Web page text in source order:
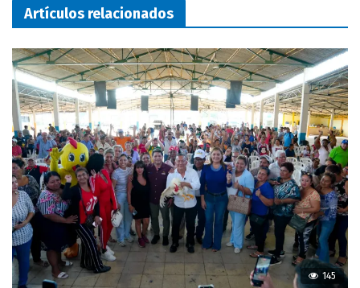
Artículos relacionados
145